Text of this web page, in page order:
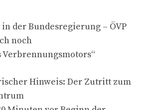
in der Bundesregierung – ÖVP
noch
Verbrennungsmotors“
Hinweis: Der Zutritt zum